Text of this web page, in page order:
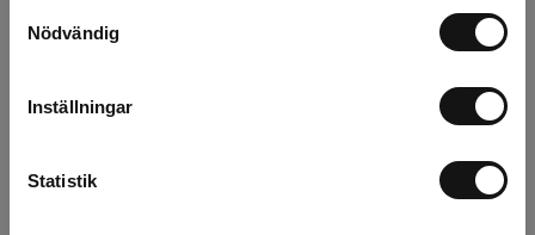
Nödvändig
Inställningar
Statistik
Beskrivning